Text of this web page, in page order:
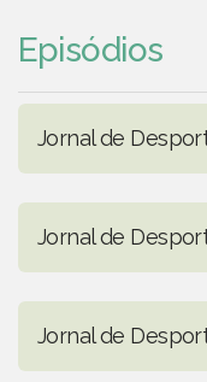
Episódios
Jornal de
Jornal de
Jornal de